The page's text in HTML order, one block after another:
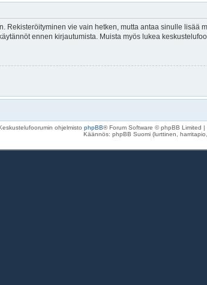
Rekisteröityminen vie vain hetken, mutta antaa sinulle
ennen kirjautumista. Muista myös lukea
ohjelmisto phpBB® Forum Software © phpBB Limited
Käännös: phpBB Suomi (lurttinen,